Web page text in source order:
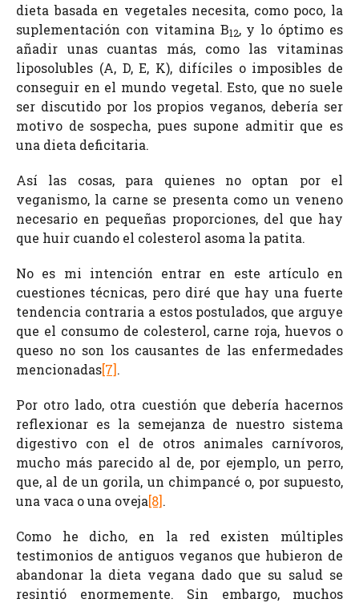
dieta basada en vegetales necesita, como poco, la
suplementación con vitamina B12, y lo óptimo es
añadir unas cuantas más, como las vitaminas
liposolubles (A, D, E, K), difíciles o imposibles de
conseguir en el mundo vegetal. Esto, que no suele
ser discutido por los propios veganos, debería ser
motivo de sospecha, pues supone admitir que es
una dieta deficitaria.
Así las cosas, para quienes no optan por el
veganismo, la carne se presenta como un veneno
necesario en pequeñas proporciones, del que hay
que huir cuando el colesterol asoma la patita.
No es mi intención entrar en este artículo en
cuestiones técnicas, pero diré que hay una fuerte
tendencia contraria a estos postulados, que arguye
que el consumo de colesterol, carne roja, huevos o
queso no son los causantes de las enfermedades
mencionadas[7].
Por otro lado, otra cuestión que debería hacernos
reflexionar es la semejanza de nuestro sistema
digestivo con el de otros animales carnívoros,
mucho más parecido al de, por ejemplo, un perro,
que, al de un gorila, un chimpancé o, por supuesto,
una vaca o una oveja[8].
Como he dicho, en la red existen múltiples
testimonios de antiguos veganos que hubieron de
abandonar la dieta vegana dado que su salud se
resintió enormemente. Sin embargo, muchos